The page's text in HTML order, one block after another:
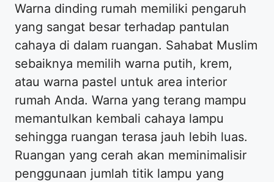
Warna dinding rumah memiliki pengaruh
yang sangat besar terhadap pantulan
cahaya di dalam ruangan. Sahabat Muslim
sebaiknya memilih warna putih, krem,
atau warna pastel untuk area interior
rumah Anda. Warna yang terang mampu
memantulkan kembali cahaya lampu
sehingga ruangan terasa jauh lebih luas.
Ruangan yang cerah akan meminimalisir
penggunaan jumlah titik lampu yang